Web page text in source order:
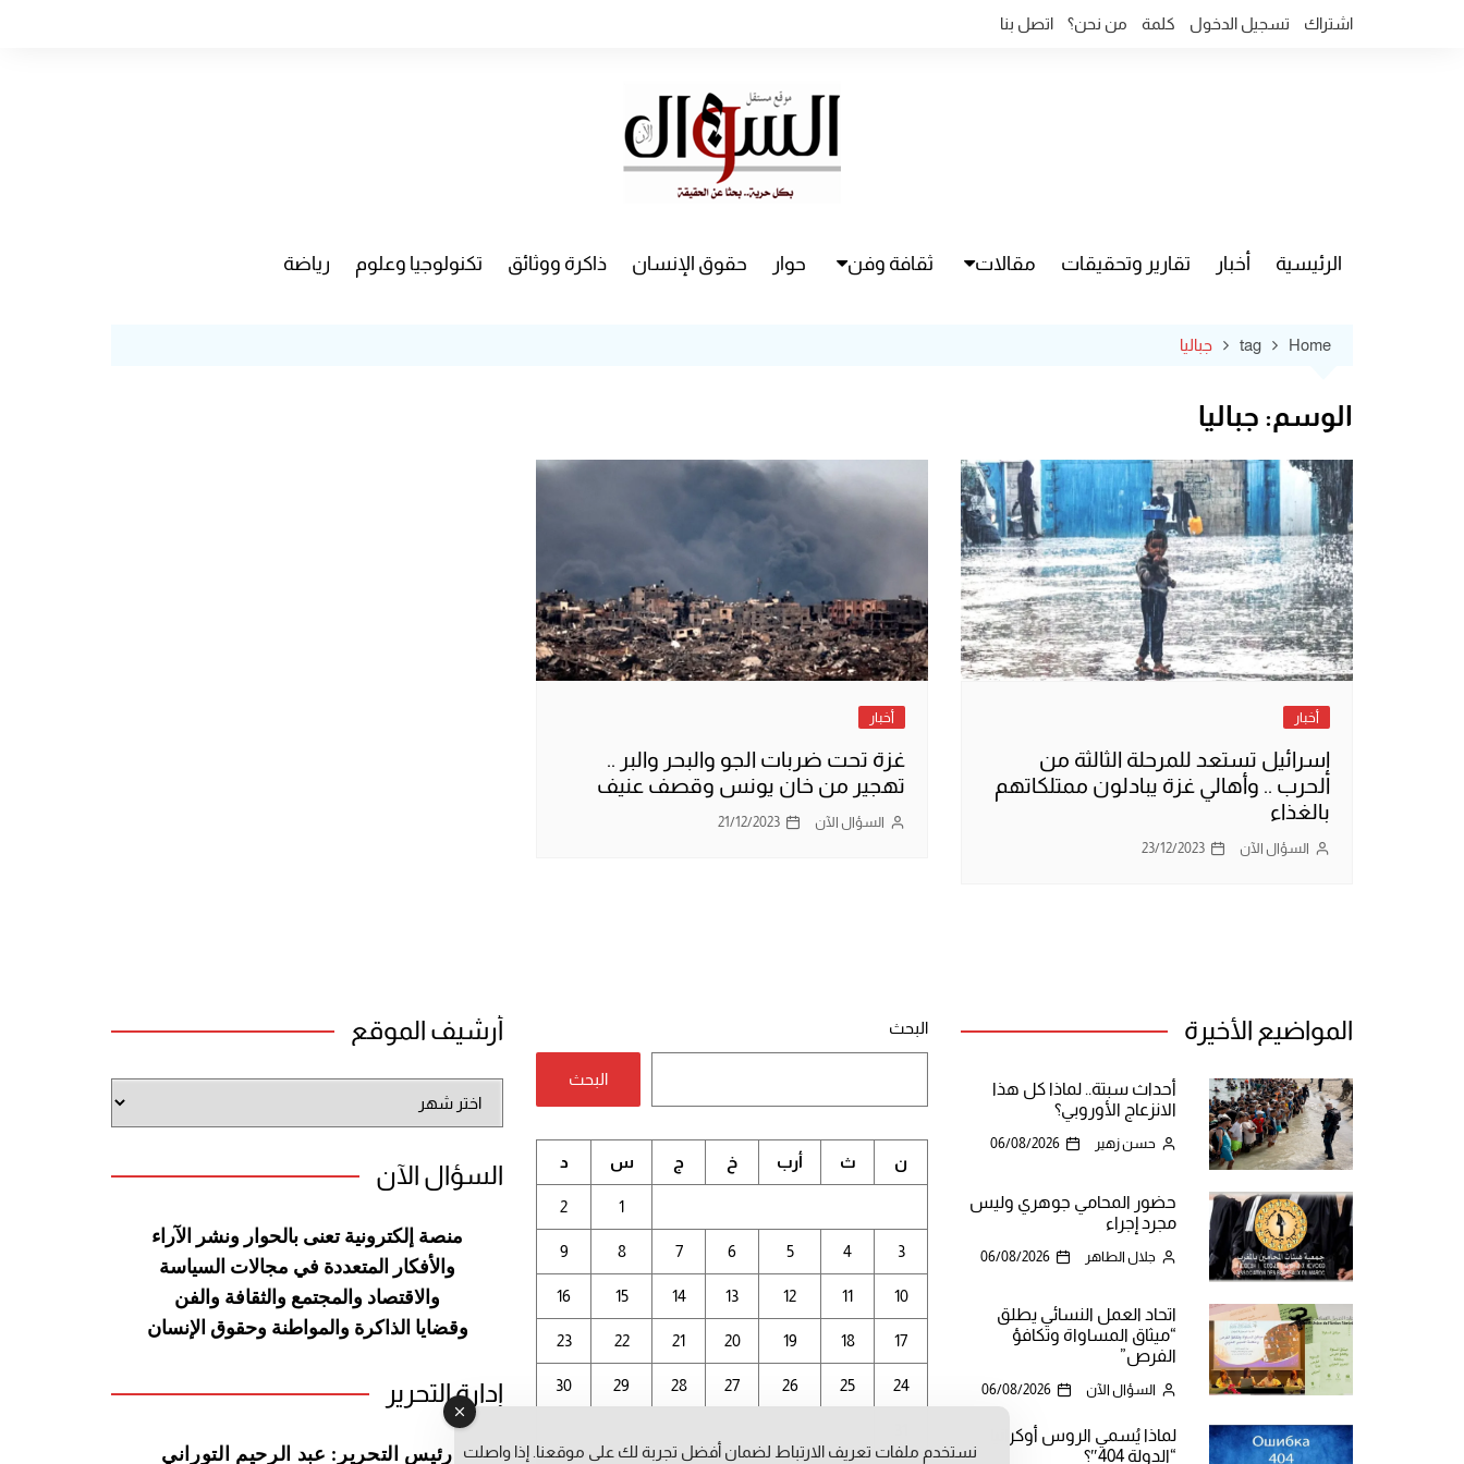
اشتراك تسجيل الدخول كلمة من نحن؟ اتصل بنا
الرئيسية أخبار تقارير وتحقيقات مقالات ثقافة وفن حوار حقوق الإنسان ذاكرة ووثائق تكنولوجيا وعلوم رياضة
Home
tag جباليا
الوسم: جباليا
أخبار
إسرائيل تستعد للمرحلة الثالثة من
الحرب .. وأهالي غزة يبادلون ممتلكاتهم
بالغذاء
السؤال الآن 23/12/2023
أخبار
غزة تحت ضربات الجو والبحر والبر ..
تهجير من خان يونس وقصف عنيف
السؤال الآن 21/12/2023
المواضيع الأخيرة
أحداث سبتة.. لماذا كل هذا
الانزعاج الأوروبي؟
حسن زهير 06/08/2026
حضور المحامي جوهري وليس
مجرد إجراء
جلال الطاهر 06/08/2026
اتحاد العمل النسائي يطلق
“ميثاق المساواة وتكافؤ
الفرص”
السؤال الآن 06/08/2026
لماذا يُسمي الروس أوكرانيا
“الدولة 404″؟
البحث
البحث
ن ث أرب خ ج س د
1
2
3
4
5
6
7
8
9
10
11
12
13
14
15
16
17
18
19
20
21
22
23
24
25
26
27
28
29
30
أرشيف الموقع
الموقع
السؤال الآن
منصة إلكترونية تعنى بالحوار ونشر الآراء
والأفكار المتعددة في مجالات السياسة
والاقتصاد والمجتمع والثقافة والفن
وقضايا الذاكرة والمواطنة وحقوق الإنسان
إدارة التحرير
رئيس التحرير: عبد الرحيم التوراني نستخدم ملفات تعريف الارتباط لضمان أفضل تجربة لك على موقعنا. إذا واصلت